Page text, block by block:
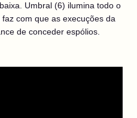
Umbral (6) ilumina todo o
com que as execuções da
de conceder espólios.